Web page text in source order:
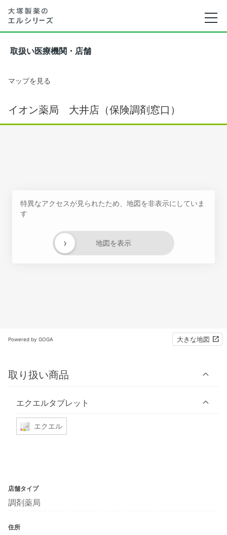
取扱い医療機関・店舗
マップを見る
イオン薬局 大井店（保険調剤窓口）
特異なアクセスが見られたため、地図を非表示にしていま
す
地図を表示
›
Powered by GOGA 大きな地図
取り扱い商品
エクエルタブレット
エクエル
店舗タイプ
調剤薬局
住所